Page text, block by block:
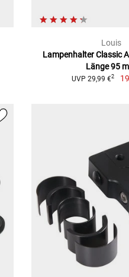
Louis
Lampenhalter Classic
Länge 95
UVP 29,99 €2